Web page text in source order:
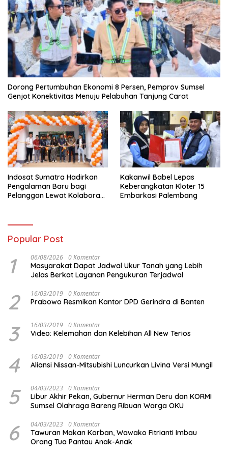
Dorong Pertumbuhan Ekonomi 8 Persen, Pemprov Sumsel
Genjot Konektivitas Menuju Pelabuhan Tanjung Carat
Indosat Sumatra Hadirkan
Pengalaman Baru bagi
Pelanggan Lewat Kolaborasi
Kakanwil Babel Lepas
Keberangkatan Kloter 15
Embarkasi Palembang
Popular Post
1 06/08/2026 0 Komentar
Masyarakat Dapat Jadwal Ukur Tanah yang Lebih
Jelas Berkat Layanan Pengukuran Terjadwal
2 16/03/2019 0 Komentar
Prabowo Resmikan Kantor DPD Gerindra di Banten
3 16/03/2019 0 Komentar
Video: Kelemahan dan Kelebihan All New Terios
4 16/03/2019 0 Komentar
Aliansi Nissan-Mitsubishi Luncurkan Livina Versi Mungil
5 04/03/2023 0 Komentar
Libur Akhir Pekan, Gubernur Herman Deru dan KORMI
Sumsel Olahraga Bareng Ribuan Warga OKU
6 04/03/2023 0 Komentar
Tawuran Makan Korban, Wawako Fitrianti Imbau
Orang Tua Pantau Anak-Anak